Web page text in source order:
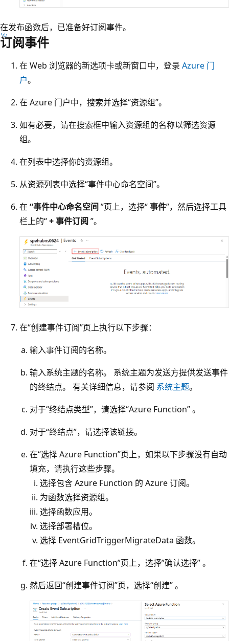
在发布函数后，已准备好订阅事件。
订阅事件
在 Web 浏览器的新选项卡或新窗口中，登录 Azure 门
户。
在 Azure 门户中，搜索并选择“资源组”。
如有必要，请在搜索框中输入资源组的名称以筛选资源
组。
在列表中选择你的资源组。
从资源列表中选择“事件中心命名空间”。
在 “事件中心命名空间”页上，选择“事件”，然后选择工具
栏上的“+ 事件订阅”。
在“创建事件订阅”页上执行以下步骤：
输入事件订阅的名称。
输入系统主题的名称。 系统主题为发送方提供发送事件
的终结点。 有关详细信息，请参阅 系统主题。
对于“终结点类型”，请选择“Azure Function” 。
对于“终结点”，请选择该链接。
在“选择 Azure Function”页上，如果以下步骤没有自动
填充，请执行这些步骤。
选择包含 Azure Function 的 Azure 订阅。
为函数选择资源组。
选择函数应用。
选择部署槽位。
选择 EventGridTriggerMigrateData 函数。
在“选择 Azure Function”页上，选择”确认选择” 。
然后返回“创建事件订阅”页，选择“创建” 。